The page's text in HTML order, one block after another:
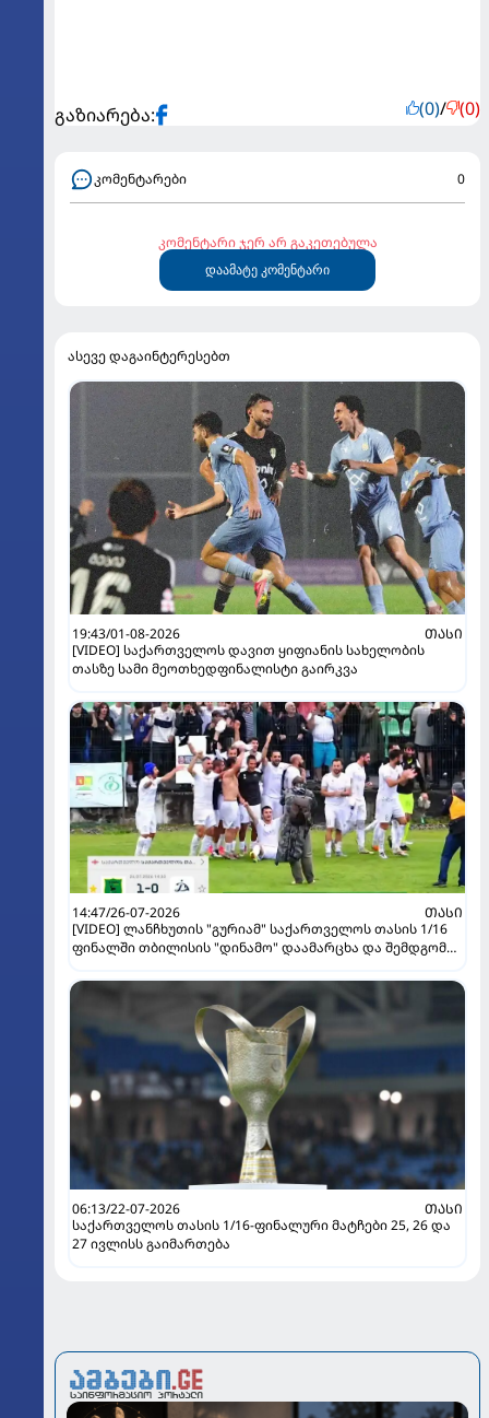
გაზიარება: (0)/ (0)
კომენტარები 0
კომენტარი ჯერ არ გაკეთებულა
დაამატე კომენტარი
ასევე დაგაინტერესებთ
19:43/01-08-2026
ᲗᲐᲡᲘ
[VIDEO] საქართველოს დავით ყიფიანის სახელობის
თასზე სამი მეოთხედფინალისტი გაირკვა
14:47/26-07-2026
ᲗᲐᲡᲘ
[VIDEO] ლანჩხუთის "გურიამ" საქართველოს თასის 1/16
ფინალში თბილისის "დინამო" დაამარცხა და შემდგომ
06:13/22-07-2026
ᲗᲐᲡᲘ
საქართველოს თასის 1/16-ფინალური მატჩები 25, 26 და
27 ივლისს გაიმართება